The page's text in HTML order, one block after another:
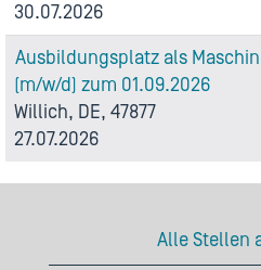
30.07.2026
Ausbildungsplatz als
(m/w/d) zum 01.09.2026
Willich, DE, 47877
27.07.2026
Alle Stellen